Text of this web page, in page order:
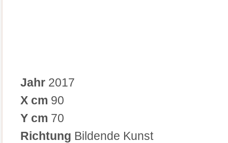
Jahr 2017
X cm 90
Y cm 70
Richtung Bildende Kunst